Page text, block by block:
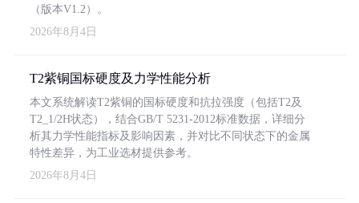
（版本V1.2）。
2026年8月4日
T2紫铜国标硬度及力学性能分析
本文系统解读T2紫铜的国标硬度和抗拉强度（包括T2及
T2_1/2H状态），结合GB/T 5231-2012标准数据，详细分
析其力学性能指标及影响因素，并对比不同状态下的金属
特性差异，为工业选材提供参考。
2026年8月4日